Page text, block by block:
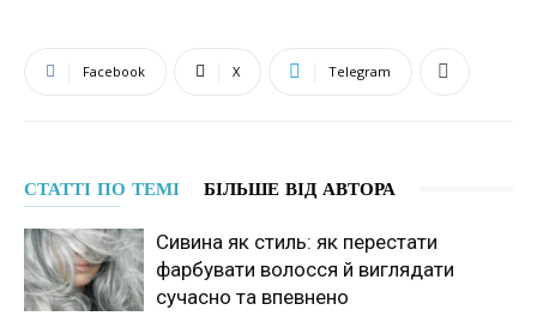
Facebook X Telegram
СТАТТІ ПО ТЕМІ БІЛЬШЕ ВІД АВТОРА
Сивина як стиль: як перестати
фарбувати волосся й виглядати
сучасно та впевнено